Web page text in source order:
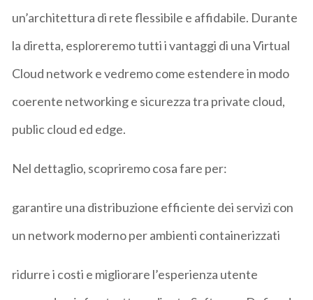
un’architettura di rete flessibile e affidabile. Durante
la diretta, esploreremo tutti i vantaggi di una Virtual
Cloud network e vedremo come estendere in modo
coerente networking e sicurezza tra private cloud,
public cloud ed edge.
Nel dettaglio, scopriremo cosa fare per:
garantire una distribuzione efficiente dei servizi con
un network moderno per ambienti containerizzati
ridurre i costi e migliorare l’esperienza utente